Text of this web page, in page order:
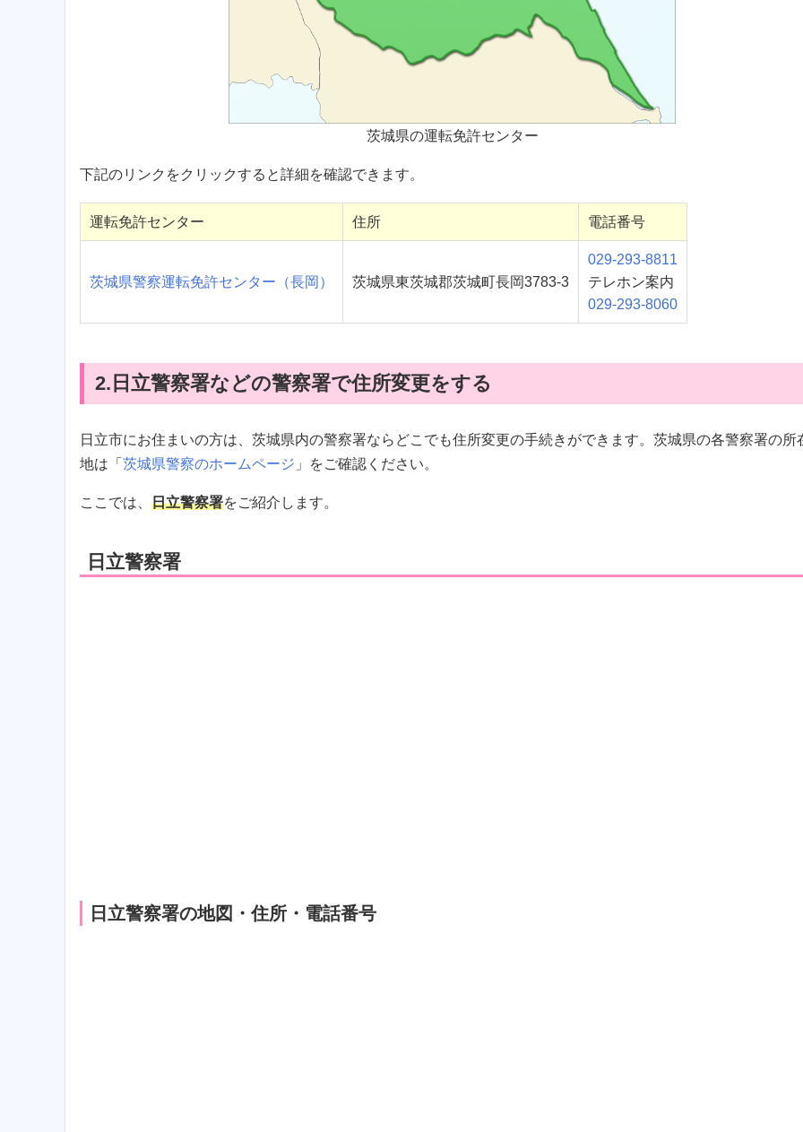
茨城県の運転免許センター
下記のリンクをクリックすると詳細を確認できます。
運転免許センター 住所 電話番号
茨城県警察運転免許センター（長岡） 茨城県東茨城郡茨城町長岡3783-3
029-293-8811
テレホン案内
029-293-8060
2.日立警察署などの警察署で住所変更をする
日立市にお住まいの方は、茨城県内の警察署ならどこでも住所変更の手続きができます。茨城県の各警察署の所
地は「 茨城県警察のホームページ 」をご確認ください。
ここでは、 日立警察署をご紹介します。
日立警察署
日立警察署の地図・住所・電話番号